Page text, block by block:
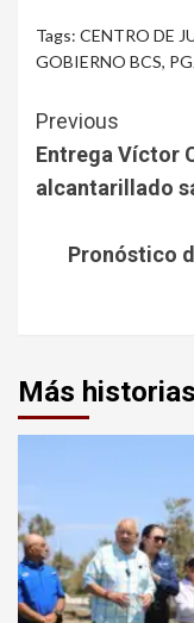
Tags: CENTRO DE
GOBIERNO BCS,
Continue
Reading
Previous
Entrega Víctor
alcantarillado
Pronóstico
Más historias